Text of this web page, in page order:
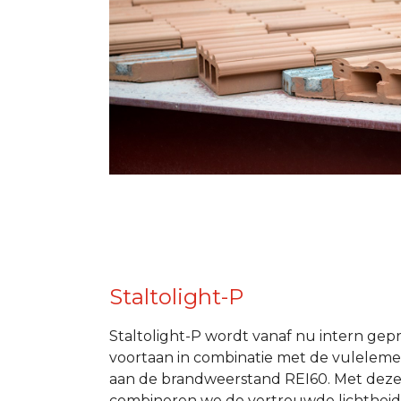
Staltolight-P
Staltolight-P wordt vanaf nu intern
voortaan in combinatie met de
aan de brandweerstand REI60. Met